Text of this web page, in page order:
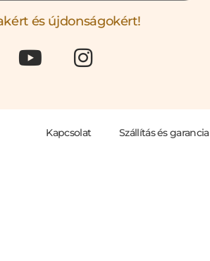
és újdonságokért!
Kapcsolat Szállítás és garancia